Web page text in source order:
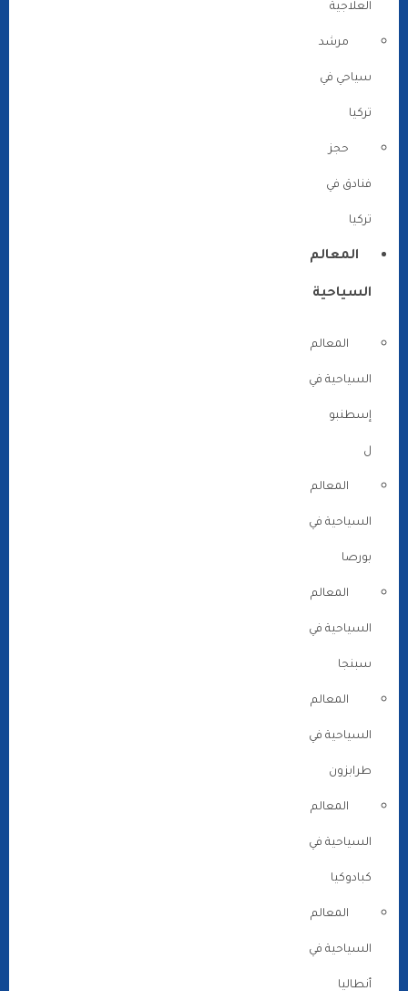
العلاجية
مرشد
سياحي في
تركيا
حجز
فنادق في
تركيا
المعالم
السياحية
المعالم
السياحية في
إسطنبو
ل
المعالم
السياحية في
بورصا
المعالم
السياحية في
سبنجا
المعالم
السياحية في
طرابزون
المعالم
السياحية في
كبادوكيا
المعالم
السياحية في
أنطاليا